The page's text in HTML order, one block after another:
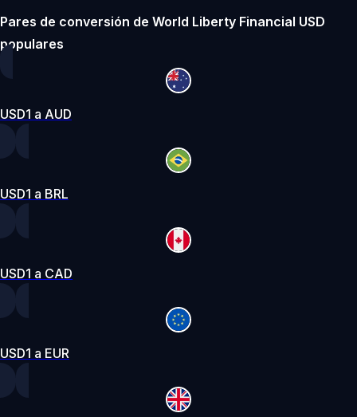
Pares de conversión de World Liberty Financial USD
populares
USD1 a AUD
USD1 a BRL
USD1 a CAD
USD1 a EUR